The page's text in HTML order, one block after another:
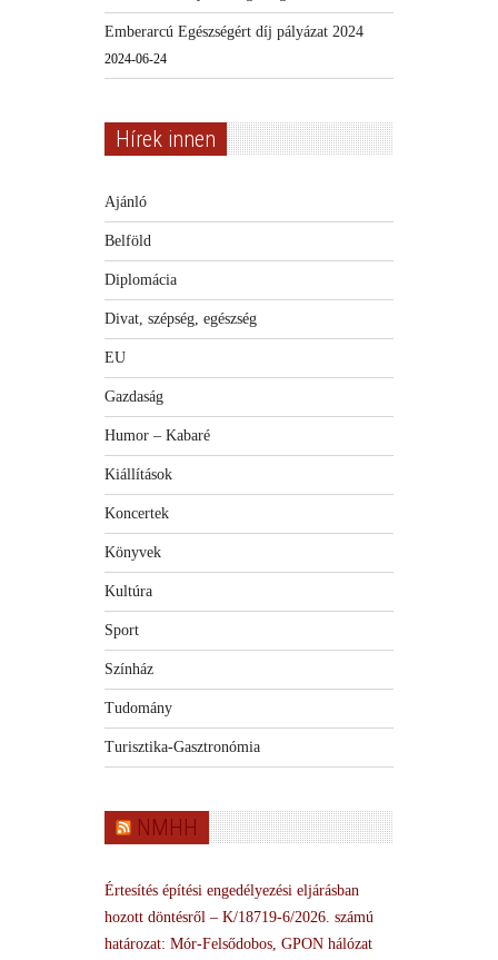
Emberarcú Egészségért díj pályázat 2024
2024-06-24
Hírek innen
Ajánló
Belföld
Diplomácia
Divat, szépség, egészség
EU
Gazdaság
Humor – Kabaré
Kiállítások
Koncertek
Könyvek
Kultúra
Sport
Színház
Tudomány
Turisztika-Gasztronómia
NMHH
Értesítés építési engedélyezési eljárásban
hozott döntésről – K/18719-6/2026. számú
határozat: Mór-Felsődobos, GPON hálózat